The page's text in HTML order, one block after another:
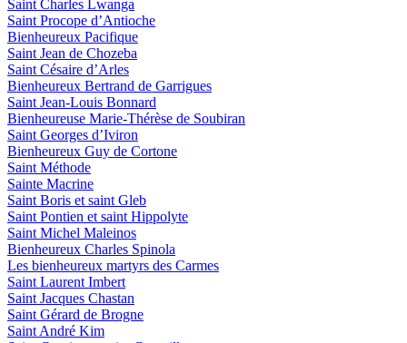
Saint Charles Lwanga
Saint Procope d’Antioche
Bienheureux Pacifique
Saint Jean de Chozeba
Saint Césaire d’Arles
Bienheureux Bertrand de Garrigues
Saint Jean-Louis Bonnard
Bienheureuse Marie-Thérèse de Soubiran
Saint Georges d’Iviron
Bienheureux Guy de Cortone
Saint Méthode
Sainte Macrine
Saint Boris et saint Gleb
Saint Pontien et saint Hippolyte
Saint Michel Maleinos
Bienheureux Charles Spinola
Les bienheureux martyrs des Carmes
Saint Laurent Imbert
Saint Jacques Chastan
Saint Gérard de Brogne
Saint André Kim